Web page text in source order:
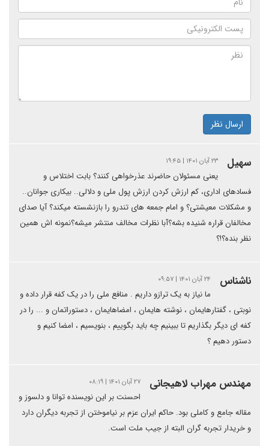
ارسال نظر
سهیل ۲۳ آبان ۱۴۰۱ | ۱۹:۴۵
یعنی مسئولان حاضرند عذرخواهی کنند؟ بابت اختلاس و
فسادهای اداری، کم ارزش کردن ارزش پول ملی و دلالی.. بیکاری جوانان..
و مشکلات معیشتی؟ و امام جمعه های تندرو را بازنشسته میکند؟ آیا صدای
مخالفان قراره شنیده بشه؟آبا نظرات مخالف منتشر میشه؟نمونه اش همین
نظر بنده؟!؟
ناشناس ۲۴ آبان ۱۴۰۱ | ۰۹:۵۷
ما نیاز به یک ترازو داریم . منافع ملی را در یک کفه قرار داده و
نوبتی ، گفتارهایمان ، نوشته هایمان ، امضاهایمان ، دستوراتمان و ... را در
کفه ای دیگر بگذاریم تا ببینیم چه باید بگوییم ، بنویسیم ، امضا کنیم و
دستور دهیم ؟
مهندس مهراب لاهیجانی ۲۷ آبان ۱۴۰۱ | ۰۸:۱۹
احسنت بر این نویسنده توانا و دلسوز و
مقاله جامع و کاملی بود. حاکم ایران عزم بر نیاموختن از تجربه دیگران دارد
و خریدار تجربه گران البته از جیب ملت است.